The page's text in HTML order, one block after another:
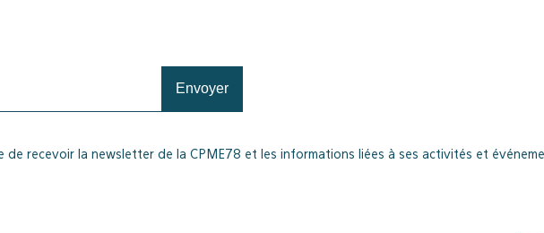
de recevoir la newsletter de la CPME78 et les informations liées à ses activités et